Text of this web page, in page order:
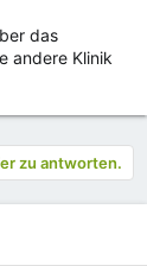
das
andere Klinik
zu antworten.